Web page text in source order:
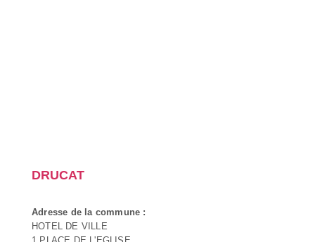
DRUCAT
Adresse de la commune :
HOTEL DE VILLE